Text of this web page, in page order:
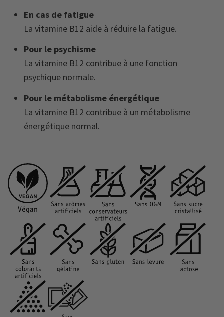
En cas de fatigue
La vitamine B12 aide à réduire la fatigue.
Pour le psychisme
La vitamine B12 contribue à une fonction
psychique normale.
Pour le métabolisme énergétique
La vitamine B12 contribue à un métabolisme
énergétique normal.